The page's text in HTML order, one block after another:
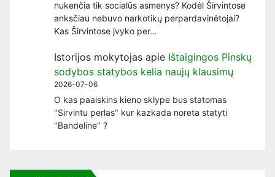
nukenčia tik socialūs asmenys? Kodėl Širvintose
anksčiau nebuvo narkotikų perpardavinėtojai?
Kas Širvintose įvyko per…
Istorijos mokytojas apie Ištaigingos Pinskų
sodybos statybos kelia naujų klausimų
2026-07-06
O kas paaiskins kieno sklype bus statomas
"Sirvintu perlas" kur kazkada noreta statyti
"Bandeline" ?